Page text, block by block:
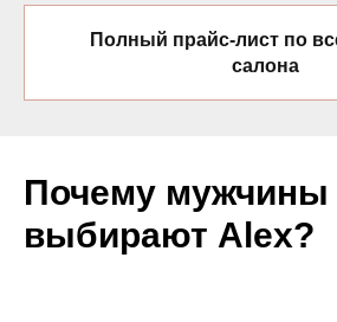
Полный прайс-лист по
салона
Почему мужчины
выбирают Alex?